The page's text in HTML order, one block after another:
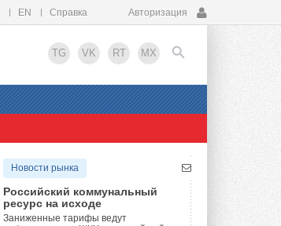
EN Справка Авторизация
TG VK RT MX
EN
Новости рынка
Российский коммунальный
ресурс на исходе
Заниженные тарифы ведут